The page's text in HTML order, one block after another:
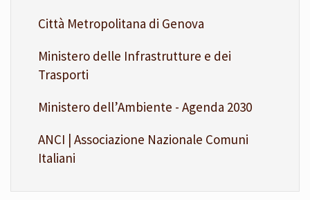
Città Metropolitana di Genova
Ministero delle Infrastrutture e dei
Trasporti
Ministero dell’Ambiente - Agenda 2030
ANCI | Associazione Nazionale Comuni
Italiani